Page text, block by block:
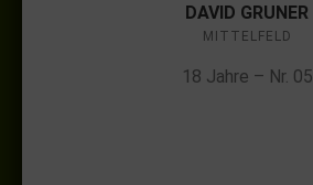
DAVID GRUNER
MITTELFELD
18 Jahre – Nr. 05